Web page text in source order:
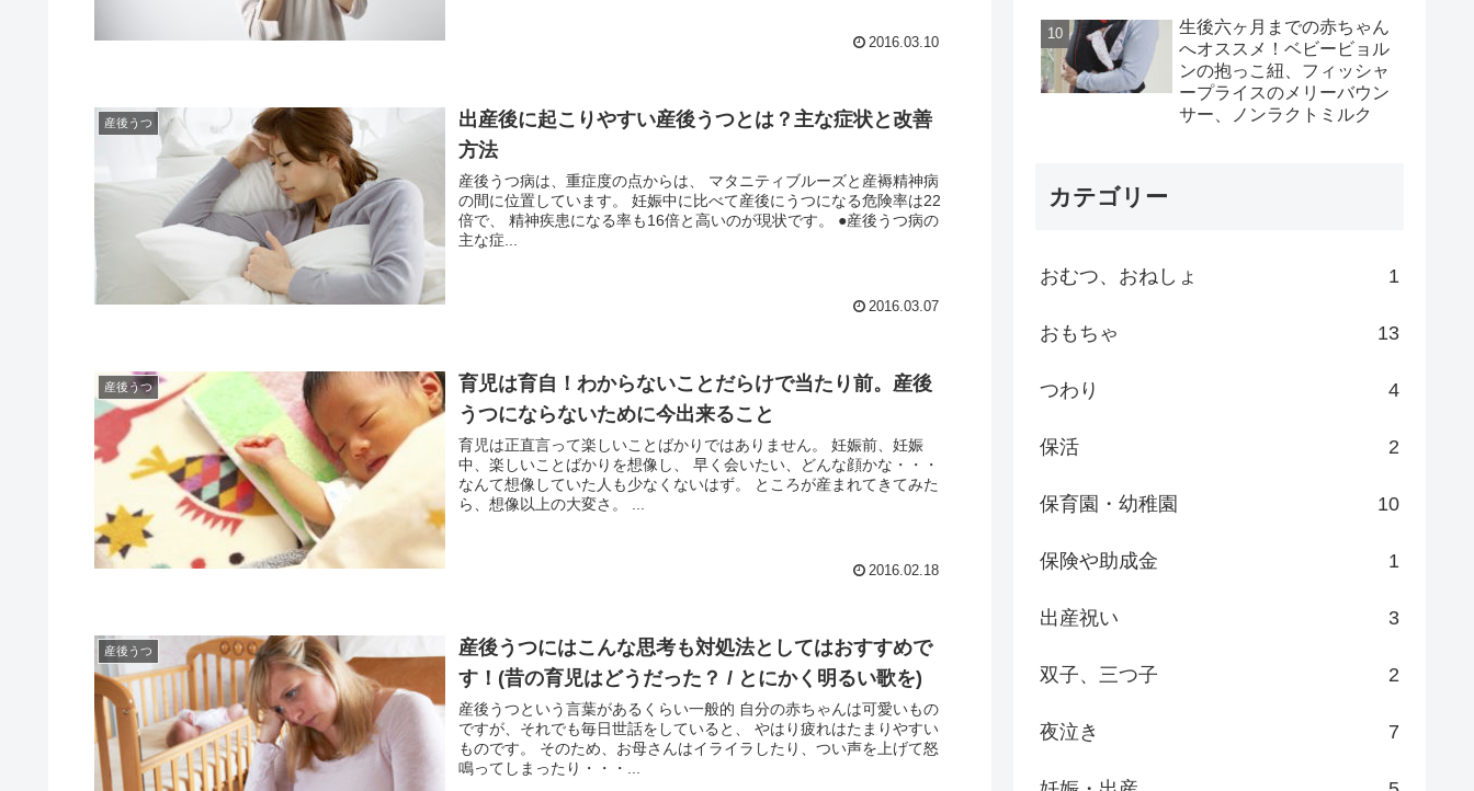
2016.03.10
産後うつ
出産後に起こりやすい産後うつとは？主な症状と改善
方法
産後うつ病は、重症度の点からは、 マタニティブルーズと産褥精神病
の間に位置しています。 妊娠中に比べて産後にうつになる危険率は22
倍で、 精神疾患になる率も16倍と高いのが現状です。 ●産後うつ病の
主な症...
2016.03.07
産後うつ
育児は育自！わからないことだらけで当たり前。産後
うつにならないために今出来ること
育児は正直言って楽しいことばかりではありません。 妊娠前、妊娠
中、楽しいことばかりを想像し、 早く会いたい、どんな顔かな・・・
なんて想像していた人も少なくないはず。 ところが産まれてきてみた
ら、想像以上の大変さ。 ...
2016.02.18
産後うつ
産後うつにはこんな思考も対処法としてはおすすめで
す！(昔の育児はどうだった？ / とにかく明るい歌を)
産後うつという言葉があるくらい一般的 自分の赤ちゃんは可愛いもの
ですが、それでも毎日世話をしていると、 やはり疲れはたまりやすい
ものです。 そのため、お母さんはイライラしたり、つい声を上げて怒
鳴ってしまったり・・・...
生後六ヶ月までの赤ちゃん
へオススメ！ベビービョル
ンの抱っこ紐、フィッシャ
ープライスのメリーバウン
サー、ノンラクトミルク
カテゴリー
おむつ、おねしょ 1
おもちゃ 13
つわり 4
保活 2
保育園・幼稚園 10
保険や助成金 1
出産祝い 3
双子、三つ子 2
夜泣き 7